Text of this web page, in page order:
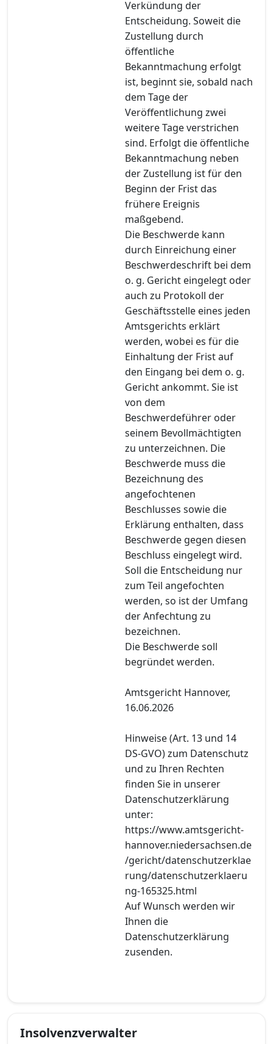
Verkündung der
Entscheidung. Soweit die
Zustellung durch
öffentliche
Bekanntmachung erfolgt
ist, beginnt sie, sobald nach
dem Tage der
Veröffentlichung zwei
weitere Tage verstrichen
sind. Erfolgt die öffentliche
Bekanntmachung neben
der Zustellung ist für den
Beginn der Frist das
frühere Ereignis
maßgebend.
Die Beschwerde kann
durch Einreichung einer
Beschwerdeschrift bei dem
o. g. Gericht eingelegt oder
auch zu Protokoll der
Geschäftsstelle eines jeden
Amtsgerichts erklärt
werden, wobei es für die
Einhaltung der Frist auf
den Eingang bei dem o. g.
Gericht ankommt. Sie ist
von dem
Beschwerdeführer oder
seinem Bevollmächtigten
zu unterzeichnen. Die
Beschwerde muss die
Bezeichnung des
angefochtenen
Beschlusses sowie die
Erklärung enthalten, dass
Beschwerde gegen diesen
Beschluss eingelegt wird.
Soll die Entscheidung nur
zum Teil angefochten
werden, so ist der Umfang
der Anfechtung zu
bezeichnen.
Die Beschwerde soll
begründet werden.
Amtsgericht Hannover,
16.06.2026
Hinweise (Art. 13 und 14
DS-GVO) zum Datenschutz
und zu Ihren Rechten
finden Sie in unserer
Datenschutzerklärung
unter:
https://www.amtsgericht-
hannover.niedersachsen.de
/gericht/datenschutzerklae
rung/datenschutzerklaeru
ng-165325.html
Auf Wunsch werden wir
Ihnen die
Datenschutzerklärung
zusenden.
Insolvenzverwalter